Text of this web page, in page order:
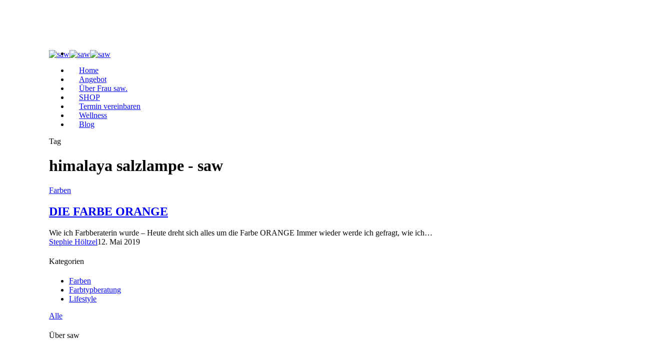
Home
Angebot
Über Frau saw.
SHOP
Termin vereinbaren
Wellness
Blog
Tag
himalaya salzlampe - saw
Farben
DIE FARBE ORANGE
Wie ich Farbberaterin wurde – Heute dreht sich alles um die Farbe ORANGE Immer wieder werde ich gefragt, wie ich…
Stephie Höltzel12. Mai 2019
Kategorien
Farben
Farbtypberatung
Lifestyle
Alle
Über saw